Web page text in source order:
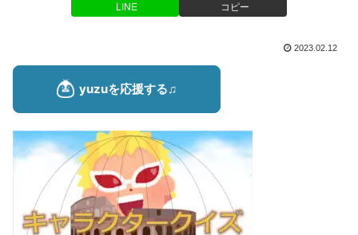
LINE コピー
2023.02.12